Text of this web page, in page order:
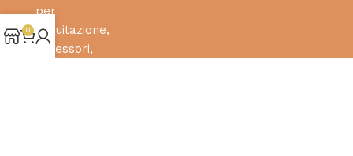
per
l’equitazione,
accessori,
0